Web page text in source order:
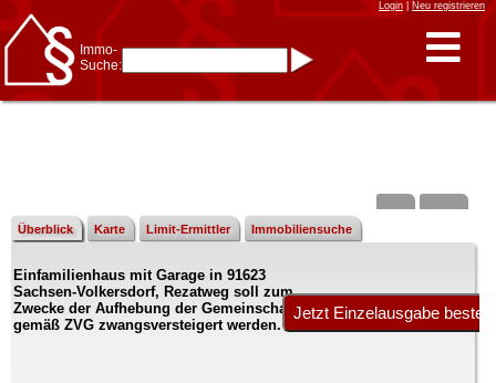
Login| Neu registrieren
Immo-
Suche:
z.B.:15 Frankfurtfür
Frankfurt/Oder
und6 Frankfurtfür Frankfurt
Immobiliensuche
nach Kreis
nach Amtsgericht
Überblick Karte Limit-Ermittler Immobiliensuche
Einfamilienhaus mit Garage in 91623
Sachsen-Volkersdorf, Rezatweg soll zum
Zwecke der Aufhebung der Gemeinschaft
gemäß ZVG zwangsversteigert werden.